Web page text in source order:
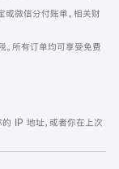
或微信分付账单。相关财
。所有订单均可享受免费
IP 地址，或者你在上次